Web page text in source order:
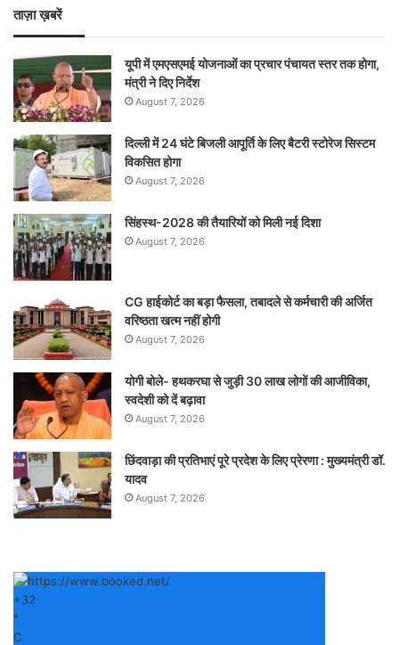
ताज़ा ख़बरें
यूपी में एमएसएमई योजनाओं का प्रचार पंचायत स्तर तक होगा,
मंत्री ने दिए निर्देश
August 7, 2026
दिल्ली में 24 घंटे बिजली आपूर्ति के लिए बैटरी स्टोरेज सिस्टम
विकसित होगा
August 7, 2026
सिंहस्थ-2028 की तैयारियों को मिली नई दिशा
August 7, 2026
CG हाईकोर्ट का बड़ा फैसला, तबादले से कर्मचारी की अर्जित
वरिष्ठता खत्म नहीं होगी
August 7, 2026
योगी बोले- हथकरघा से जुड़ी 30 लाख लोगों की आजीविका,
स्वदेशी को दें बढ़ावा
August 7, 2026
छिंदवाड़ा की प्रतिभाएं पूरे प्रदेश के लिए प्रेरणा : मुख्यमंत्री डॉ.
यादव
August 7, 2026
+32
°
C